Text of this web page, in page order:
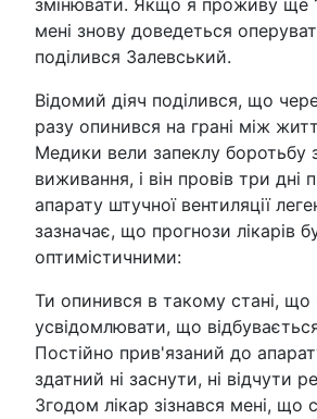
змінювати. Якщо я проживу ще
мені знову доведеться
поділився Залевський.
Відомий діяч поділився, що
разу опинився на грані між
Медики вели запеклу боротьбу
виживання, і він провів три дні
апарату штучної вентиляції
зазначає, що прогнози лікарів
оптимістичними:
Ти опинився в такому стані,
усвідомлювати, що
Постійно прив'язаний до
здатний ні заснути, ні відчути
Згодом лікар зізнався мені, що